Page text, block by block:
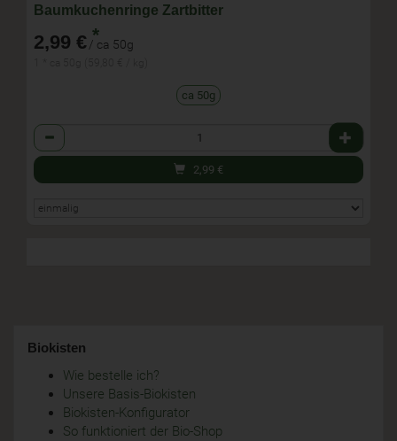
Baumkuchenringe Zartbitter
2,99 € *
/ ca 50g
ca 50g
Anzahl
2,99 €
Biokisten
Wie bestelle ich?
Unsere Basis-Biokisten
Biokisten-Konfigurator
So funktioniert der Bio-Shop